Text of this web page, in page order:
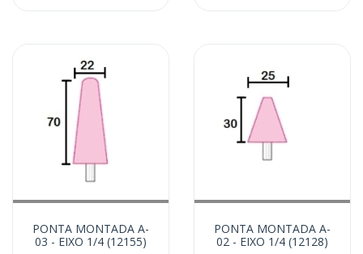
PONTA MONTADA A-
03 - EIXO 1/4 (12155)
PONTA MONTADA A-
02 - EIXO 1/4 (12128)